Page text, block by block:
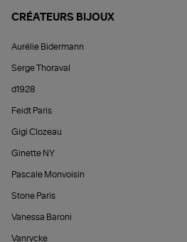
CRÉATEURS BIJOUX
Aurélie Bidermann
Serge Thoraval
d1928
Feidt Paris
Gigi Clozeau
Ginette NY
Pascale Monvoisin
Stone Paris
Vanessa Baroni
Vanrycke